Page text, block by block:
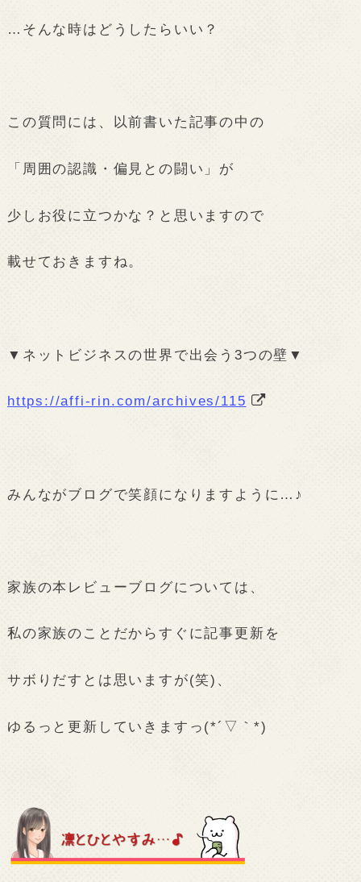
…そんな時はどうしたらいい？
この質問には、以前書いた記事の中の
「周囲の認識・偏見との闘い」が
少しお役に立つかな？と思いますので
載せておきますね。
▼ネットビジネスの世界で出会う3つの壁▼
https://affi-rin.com/archives/115
みんながブログで笑顔になりますように…♪
家族の本レビューブログについては、
私の家族のことだからすぐに記事更新を
サボりだすとは思いますが(笑)、
ゆるっと更新していきますっ(*´▽｀*)